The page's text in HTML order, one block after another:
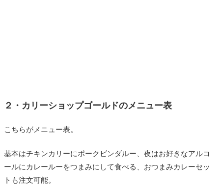
２・カリーショップゴールドのメニュー表
こちらがメニュー表。
基本はチキンカリーにポークビンダルー、夜はお好きなアルコ
ールにカレールーをつまみにして食べる、おつまみカレーセッ
トも注文可能。